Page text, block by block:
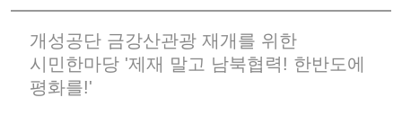
개성공단 금강산관광 재개를 위한
시민한마당 '제재 말고 남북협력! 한반도에
평화를!'